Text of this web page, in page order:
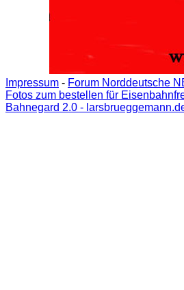
Impressum - Forum Norddeutsche
Fotos zum bestellen für
Bahnegard 2.0 -